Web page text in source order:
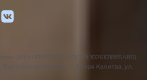
(ИНН 6142016180, ОГРН 1026101885480).
область, г. Белая Калитва, ул.